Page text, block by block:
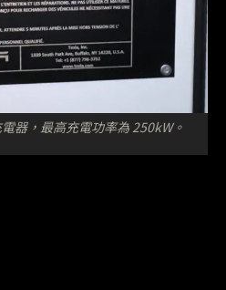
器，最高充電功率為 250kW。